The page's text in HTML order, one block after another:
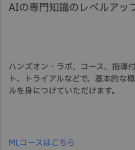
AIの専門知識のレベルアッ
ハンズオン・ラボ、コース、指導
ト、トライアルなどで、基本的な
ルを身につけていただけます。
MLコースはこちら